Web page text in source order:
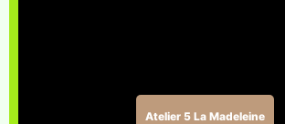
Atelier 5 La Madeleine